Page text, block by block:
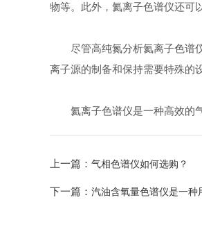
物等。此外，氦离子色谱仪还可
尽管高纯氮分析氦离子色谱仪
离子源的制备和保持需要特殊的
氦离子色谱仪是一种高效的气
上一篇： 气相色谱仪如何选购？
下一篇： 汽油含氧量色谱仪是一种